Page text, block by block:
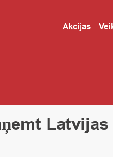
Akcijas